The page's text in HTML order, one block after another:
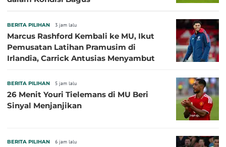
BERITA PILIHAN 3 jam lalu
Marcus Rashford Kembali ke MU, Ikut
Pemusatan Latihan Pramusim di
Irlandia, Carrick Antusias Menyambut
BERITA PILIHAN 5 jam lalu
26 Menit Youri Tielemans di MU Beri
Sinyal Menjanjikan
BERITA PILIHAN 6 jam lalu